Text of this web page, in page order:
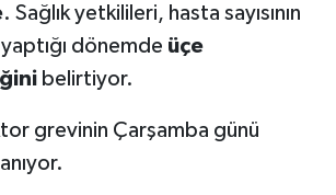
. Sağlık yetkilileri, hasta sayısının
yaptığı dönemde üçe
belirtiyor.
grevinin Çarşamba günü